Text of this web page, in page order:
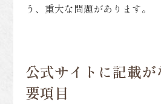
う、重大な問題があります。
公式サイトに記載
要項目